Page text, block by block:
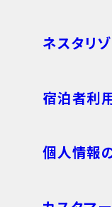
ネスタリ
宿泊者利
個人情報